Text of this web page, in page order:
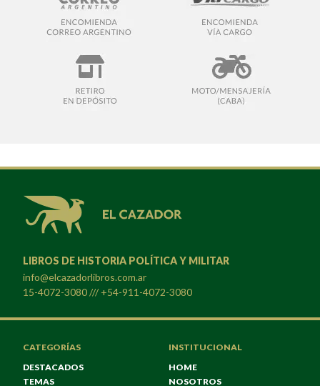
LIBROS DE HISTORIA POLÍTICA Y MILITAR
info@elcazadorlibros.com.ar
15-4072-3080 /// +54-911-4072-3080
CATEGORÍAS
DESTACADOS
TEMAS
INSTITUCIONAL
HOME
NOSOTROS